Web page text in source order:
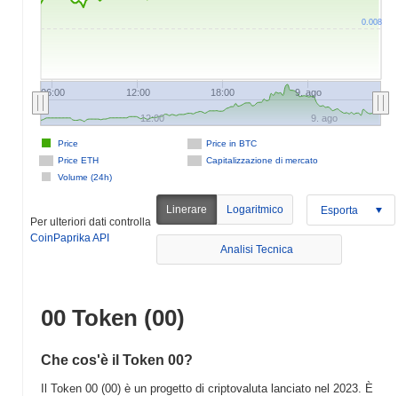
06:00 12:00 18:00 9. ago
Price in BTC
Price ETH
Capitalizzazione di mercato
Volume (24h)
Price
12:00 9. ago
0.008
Per ulteriori dati controlla
CoinPaprika API
Linerare Logaritmico Esporta
Analisi Tecnica
00 Token (00)
Che cos'è il Token 00?
Il Token 00 (00) è un progetto di criptovaluta lanciato nel 2023. È